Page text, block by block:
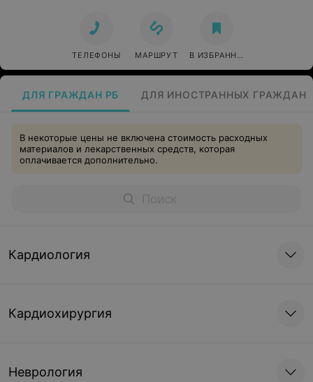
ТЕЛЕФОНЫ МАРШРУТ В ИЗБРАННОЕ
ДЛЯ ГРАЖДАН РБ ДЛЯ ИНОСТРАННЫХ ГРАЖДАН
В некоторые цены не включена стоимость расходных
материалов и лекарственных средств, которая
оплачивается дополнительно.
Кардиология
Кардиохирургия
Неврология